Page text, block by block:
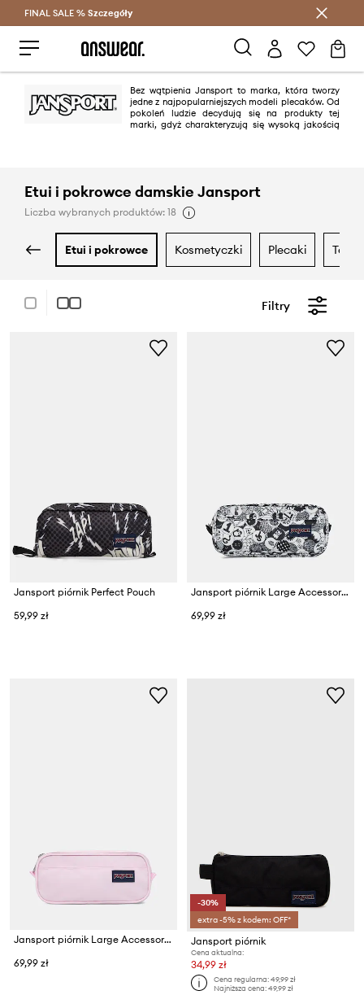
Oszczędzaj z Answear Club >
FINAL SALE % Szczegóły
Bez wątpienia Jansport to marka, która tworzy
jedne z najpopularniejszych modeli plecaków. Od
pokoleń ludzie decydują się na produkty tej
marki, gdyż charakteryzują się wysoką jakością
gdy wybierasz się na siłownię lub na krótki wyjazd.
Etui i pokrowce damskie Jansport
Liczba wybranych produktów: 18
etui i pokrowce kosmetyczki plecaki
Filtry
Jansport piórnik Perfect Pouch
59,99 zł
Jansport piórnik Large Accessory Pouch
69,99 zł
Jansport piórnik Large Accessory Pouch
69,99 zł
-30%
extra -5% z kodem: OFF*
Jansport piórnik
Cena aktualna:
34,99 zł
Cena regularna:49,99 zł
Najniższa cena:49,99 zł